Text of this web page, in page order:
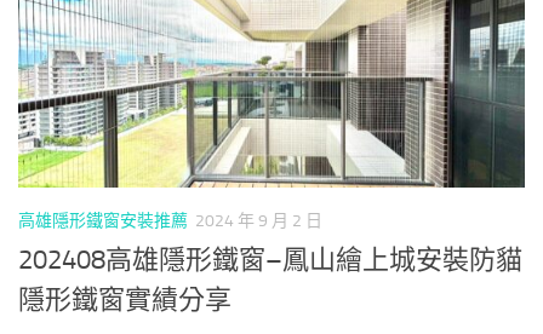
高雄隱形鐵窗安裝推薦 2024 年 9 月 2 日
202408高雄隱形鐵窗–鳳山繪上城安裝防貓
隱形鐵窗實績分享